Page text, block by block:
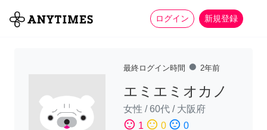
ログイン 新規登録
全て 家事 more_horiz
最終ログイン時間 fiber_manual_record 2年前
エミエミオカノ
女性 /60代 / 大阪府
sentiment_satisfied 1 sentiment_neutral 0 sentiment_dissatisfied 0